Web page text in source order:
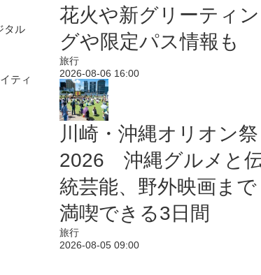
タル
ティ
花火や新グリーティン
グや限定パス情報も
旅行
2026-08-06 16:00
川崎・沖縄オリオン祭
2026 沖縄グルメと
統芸能、野外映画まで
満喫できる3日間
旅行
2026-08-05 09:00